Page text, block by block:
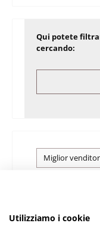
Qui potete
cercando:
Utilizziamo i cookie